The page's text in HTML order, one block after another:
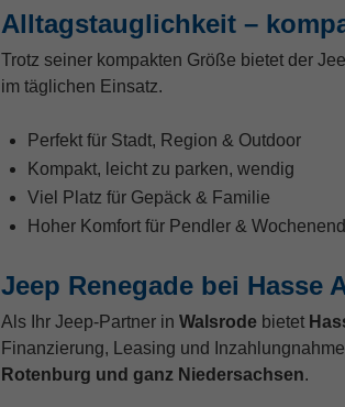
Alltagstauglichkeit –
Trotz seiner kompakten Größe bietet der
im täglichen Einsatz.
Perfekt für Stadt, Region & Outdoor
Kompakt, leicht zu parken, wendig
Viel Platz für Gepäck & Familie
Hoher Komfort für Pendler &
Jeep Renegade bei Hasse
Als Ihr Jeep-Partner in Walsrodebietet
Finanzierung, Leasing und
Rotenburg und ganz Niedersachsen.